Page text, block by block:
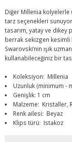
Diğer Millenia kolyelerle
tarz seçenekleri
tasarım, yatay ve
berrak sekizgen
Swarovski’nin ışık
kullanabileceğiniz bir
Koleksiyon: Millenia
Uzunluk (minimum -
Genişlik: 1 cm
Malzeme: Kristaller,
Renk ailesi: Beyaz
Klips türü: Istakoz